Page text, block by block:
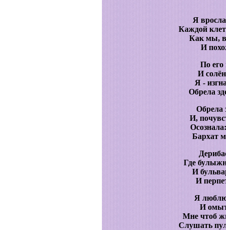
Я
Каждой
Как мы, в
И
По
И
Я -
Обрела
Обрела
И,
Бархат
Где
И
И
Я
И
Мне чтоб
Слушать